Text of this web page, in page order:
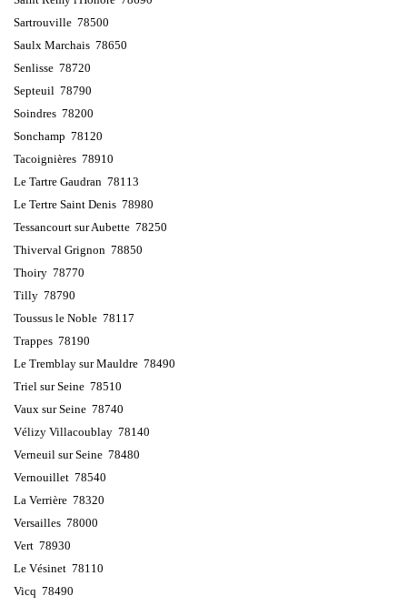
Sartrouville 78500
Saulx Marchais 78650
Senlisse 78720
Septeuil 78790
Soindres 78200
Sonchamp 78120
Tacoignières 78910
Le Tartre Gaudran 78113
Le Tertre Saint Denis 78980
Tessancourt sur Aubette 78250
Thiverval Grignon 78850
Thoiry 78770
Tilly 78790
Toussus le Noble 78117
Trappes 78190
Le Tremblay sur Mauldre 78490
Triel sur Seine 78510
Vaux sur Seine 78740
Vélizy Villacoublay 78140
Verneuil sur Seine 78480
Vernouillet 78540
La Verrière 78320
Versailles 78000
Vert 78930
Le Vésinet 78110
Vicq 78490